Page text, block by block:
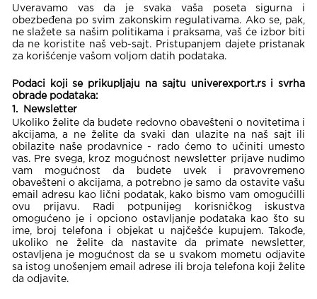
Uveravamo vas da je svaka vaša poseta sigurna i
obezbeđena po svim zakonskim regulativama. Ako se, pak,
ne slažete sa našim politikama i praksama, vaš će izbor biti
da ne koristite naš veb-sajt. Pristupanjem dajete pristanak
za korišćenje vašom voljom datih podataka.
Podaci koji se prikupljaju na sajtu univerexport.rs i svrha
obrade podataka:
1. Newsletter
Ukoliko želite da budete redovno obavešteni o novitetima i
akcijama, a ne želite da svaki dan ulazite na naš sajt ili
obilazite naše prodavnice - rado ćemo to učiniti umesto
vas. Pre svega, kroz mogućnost newsletter prijave nudimo
vam mogućnost da budete uvek i pravovremeno
obavešteni o akcijama, a potrebno je samo da ostavite vašu
email adresu kao lični podatak, kako bismo vam omogućilli
ovu prijavu. Radi potpunijeg korisničkog iskustva
omogućeno je i opciono ostavljanje podataka kao što su
ime, broj telefona i objekat u najčešće kupujem. Takođe,
ukoliko ne želite da nastavite da primate newsletter,
ostavljena je mogućnost da se u svakom mometu odjavite
sa istog unošenjem email adrese ili broja telefona koji želite
da odjavite.